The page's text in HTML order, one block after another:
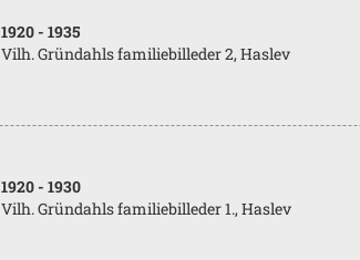
1920 - 1935
Vilh. Gründahls familiebilleder 2, Haslev
1920 - 1930
Vilh. Gründahls familiebilleder 1., Haslev